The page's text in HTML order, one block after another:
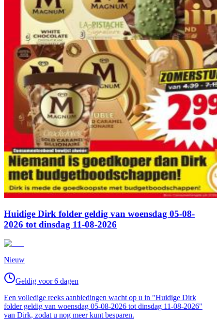
Huidige Dirk folder geldig van woensdag 05-08-
2026 tot dinsdag 11-08-2026
Nieuw
Geldig voor 6 dagen
Een volledige reeks aanbiedingen wacht op u in "Huidige Dirk
folder geldig van woensdag 05-08-2026 tot dinsdag 11-08-2026"
van Dirk, zodat u nog meer kunt besparen.